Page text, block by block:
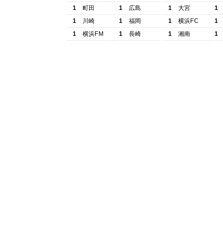
1
町田 1
広島
1
川崎 1
福岡
1
横浜FM 1 長崎
1
大宮
1
1
横浜FC
1
1
湘南 1